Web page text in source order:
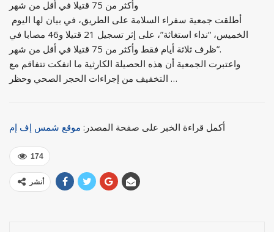
الخميس، “نداء استغاثة”، على إثر تسجيل 21 قتيلا و46 مصابا في
ظرف ثلاثة أيام فقط وأكثر من 75 قتيلا في أقل من شهر”.
واعتبرت الجمعية أن هذه الحصيلة الكارثية ما انفكت تتفاقم مع
التخفيف من إجراءات الحجر الصحي وحظر …
أكمل قراءة الخبر على صفحة المصدر: موقع شمس إف إم
174
أنشر